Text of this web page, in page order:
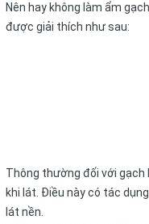
Nên hay không làm ẩm
được giải thích như sau:
Thông thường đối với
khi lát. Điều này có tác
lát nền.